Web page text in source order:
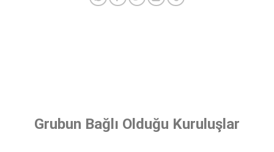
Grubun Bağlı Olduğu Kuruluşlar